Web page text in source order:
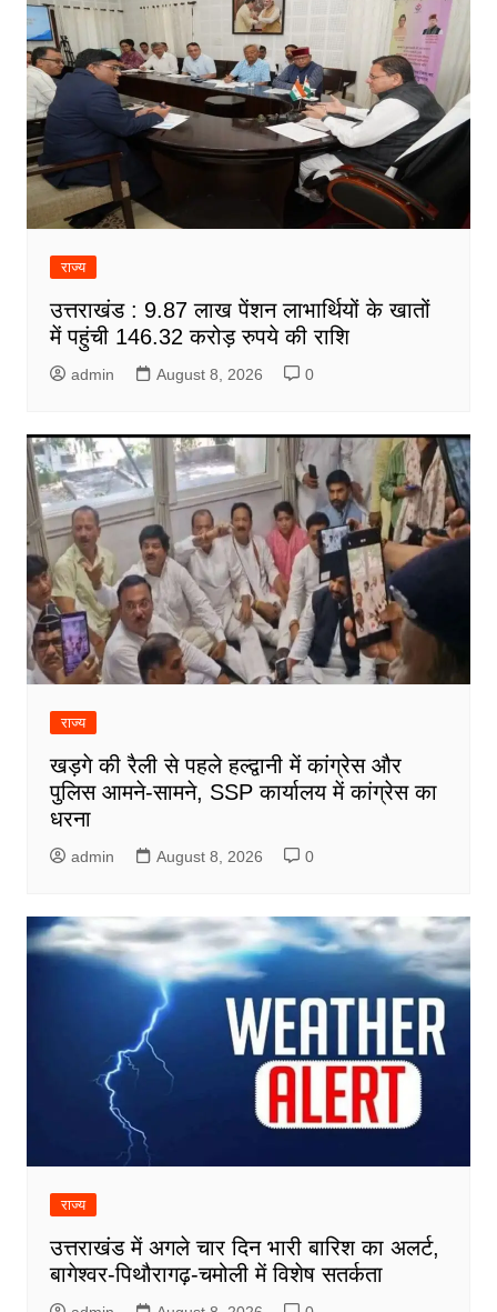
राज्य
उत्तराखंड : 9.87 लाख पेंशन लाभार्थियों के खातों
में पहुंची 146.32 करोड़ रुपये की राशि
admin August 8, 2026 0
राज्य
खड़गे की रैली से पहले हल्द्वानी में कांग्रेस और
पुलिस आमने-सामने, SSP कार्यालय में कांग्रेस का
धरना
admin August 8, 2026 0
राज्य
उत्तराखंड में अगले चार दिन भारी बारिश का अलर्ट,
बागेश्वर-पिथौरागढ़-चमोली में विशेष सतर्कता